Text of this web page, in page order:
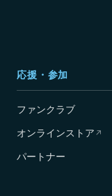
応援・参加
ファンクラブ
オンラインストア ↗
パートナー